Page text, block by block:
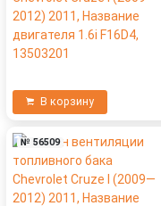
В корзину
№ 56509